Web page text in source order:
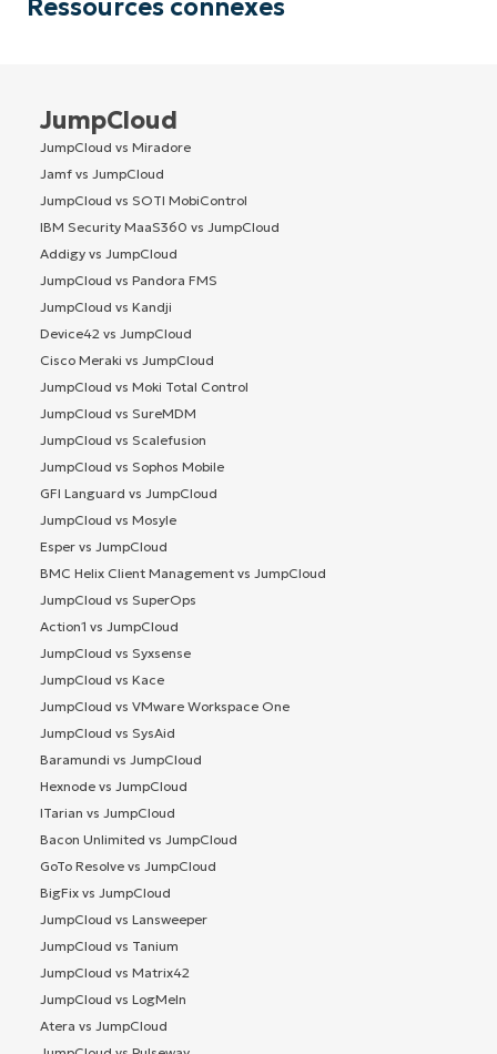
Ressources connexes
JumpCloud
JumpCloud vs Miradore
Jamf vs JumpCloud
JumpCloud vs SOTI MobiControl
IBM Security MaaS360 vs JumpCloud
Addigy vs JumpCloud
JumpCloud vs Pandora FMS
JumpCloud vs Kandji
Device42 vs JumpCloud
Cisco Meraki vs JumpCloud
JumpCloud vs Moki Total Control
JumpCloud vs SureMDM
JumpCloud vs Scalefusion
JumpCloud vs Sophos Mobile
GFI Languard vs JumpCloud
JumpCloud vs Mosyle
Esper vs JumpCloud
BMC Helix Client Management vs JumpCloud
JumpCloud vs SuperOps
Action1 vs JumpCloud
JumpCloud vs Syxsense
JumpCloud vs Kace
JumpCloud vs VMware Workspace One
JumpCloud vs SysAid
Baramundi vs JumpCloud
Hexnode vs JumpCloud
ITarian vs JumpCloud
Bacon Unlimited vs JumpCloud
GoTo Resolve vs JumpCloud
BigFix vs JumpCloud
JumpCloud vs Lansweeper
JumpCloud vs Tanium
JumpCloud vs Matrix42
JumpCloud vs LogMeIn
Atera vs JumpCloud